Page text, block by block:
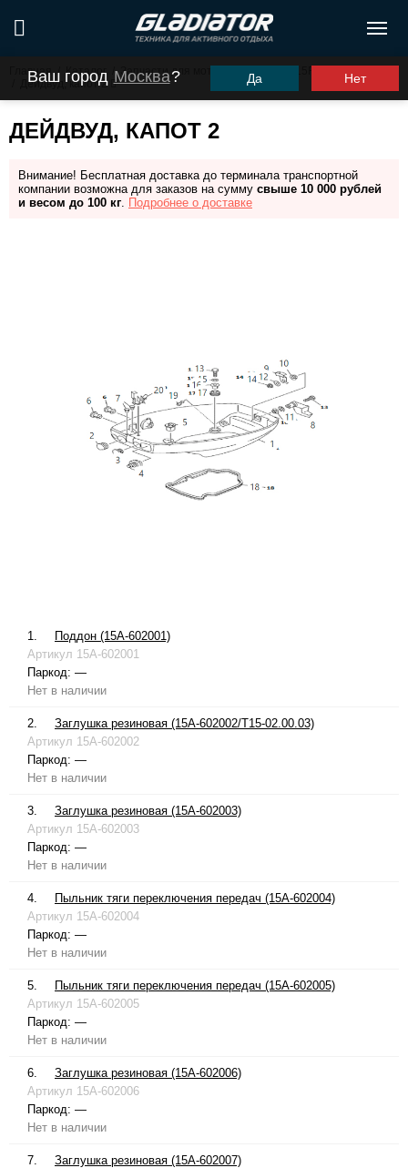
Ваш город Москва? Да Нет
Главная / Каталог Запчасти для моторов ПЛМ
G15FHS (G9.9FHS)
Дейдвуд, капот 2
ДЕЙДВУД, КАПОТ 2
Внимание! Бесплатная доставка до терминала транспортной
компании возможна для заказов на сумму свыше 10 000 рублей
и весом до 100 кг. Подробнее о доставке
1.
Поддон (15A-602001)
Артикул 15A-602001
Паркод: —
Нет в наличии
2.
Заглушка резиновая (15A-602002/T15-02.00.03)
Артикул 15A-602002
Паркод: —
Нет в наличии
3.
Заглушка резиновая (15A-602003)
Артикул 15A-602003
Паркод: —
Нет в наличии
4.
Пыльник тяги переключения передач (15A-602004)
Артикул 15A-602004
Паркод: —
Нет в наличии
5.
Пыльник тяги переключения передач (15A-602005)
Артикул 15A-602005
Паркод: —
Нет в наличии
6.
Заглушка резиновая (15A-602006)
Артикул 15A-602006
Паркод: —
Нет в наличии
7.
Заглушка резиновая (15A-602007)